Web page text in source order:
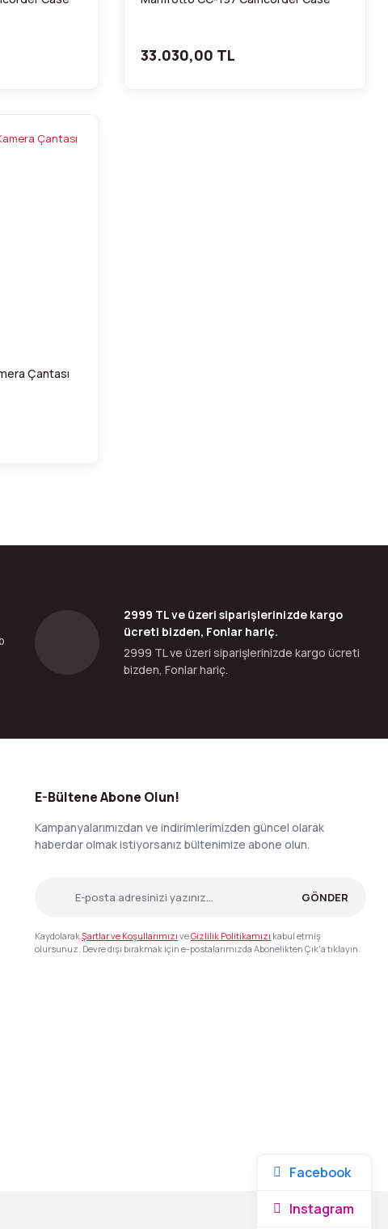
33.030,00 TL
Çantası
2999 TL ve üzeri siparişlerinizde kargo
ücreti bizden, Fonlar hariç.
2999 TL ve üzeri siparişlerinizde kargo ücreti
bizden, Fonlar hariç.
E-Bültene Abone Olun!
Kampanyalarımızdan ve indirimlerimizden güncel olarak
haberdar olmak istiyorsanız bültenimize abone olun.
GÖNDER
KaydolarakŞartlar ve Koşullarımızı veGizlilik Politikamızı kabul etmiş
olursunuz. Devre dışı bırakmak için e-postalarımızda Abonelikten Çık'a tıklayın.
Facebook
Instagram